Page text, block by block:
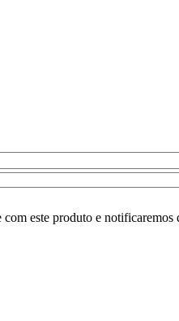
este produto e notificaremos